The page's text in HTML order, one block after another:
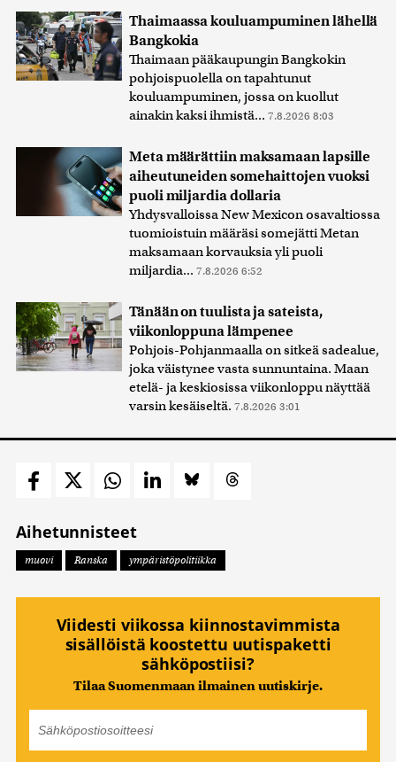
Thaimaassa kouluampuminen lähellä
Bangkokia
Thaimaan pääkaupungin Bangkokin
pohjoispuolella on tapahtunut
kouluampuminen, jossa on kuollut
ainakin kaksi ihmistä... 7.8.2026 8:03
Meta määrättiin maksamaan lapsille
aiheutuneiden somehaittojen vuoksi
puoli miljardia dollaria
Yhdysvalloissa New Mexicon osavaltiossa
tuomioistuin määräsi somejätti Metan
maksamaan korvauksia yli puoli
miljardia... 7.8.2026 6:52
Tänään on tuulista ja sateista,
viikonloppuna lämpenee
Pohjois-Pohjanmaalla on sitkeä sadealue,
joka väistynee vasta sunnuntaina. Maan
etelä- ja keskiosissa viikonloppu näyttää
varsin kesäiseltä. 7.8.2026 3:01
Aihetunnisteet
muovi Ranska ympäristöpolitiikka
Viidesti viikossa kiinnostavimmista
sisällöistä koostettu uutispaketti
sähköpostiisi?
Tilaa Suomenmaan ilmainen uutiskirje.